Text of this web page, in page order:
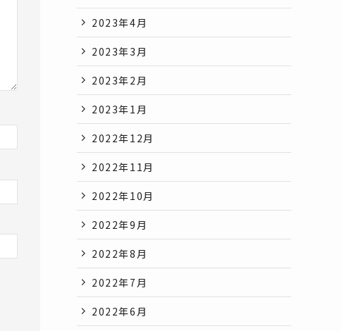
2023年4月
2023年3月
2023年2月
2023年1月
2022年12月
2022年11月
2022年10月
2022年9月
2022年8月
2022年7月
2022年6月